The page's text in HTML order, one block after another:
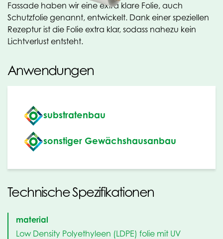
Fassade haben wir eine extra klare Folie, auch
Schutzfolie genannt, entwickelt. Dank einer speziellen
Rezeptur ist die Folie extra klar, sodass nahezu kein
Lichtverlust entsteht.
Anwendungen
substratenbau
sonstiger Gewächshausanbau
Technische Spezifikationen
material
Low Density Polyethyleen (LDPE) folie mit UV